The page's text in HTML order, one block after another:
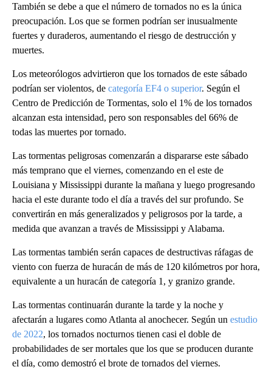
También se debe a que el número de tornados no es la única
preocupación. Los que se formen podrían ser inusualmente
fuertes y duraderos, aumentando el riesgo de destrucción y
muertes.
Los meteorólogos advirtieron que los tornados de este sábado
podrían ser violentos, de categoría EF4 o superior. Según el
Centro de Predicción de Tormentas, solo el 1% de los tornados
alcanzan esta intensidad, pero son responsables del 66% de
todas las muertes por tornado.
Las tormentas peligrosas comenzarán a dispararse este sábado
más temprano que el viernes, comenzando en el este de
Louisiana y Mississippi durante la mañana y luego progresando
hacia el este durante todo el día a través del sur profundo. Se
convertirán en más generalizados y peligrosos por la tarde, a
medida que avanzan a través de Mississippi y Alabama.
Las tormentas también serán capaces de destructivas ráfagas de
viento con fuerza de huracán de más de 120 kilómetros por hora,
equivalente a un huracán de categoría 1, y granizo grande.
Las tormentas continuarán durante la tarde y la noche y
afectarán a lugares como Atlanta al anochecer. Según un estudio
de 2022, los tornados nocturnos tienen casi el doble de
probabilidades de ser mortales que los que se producen durante
el día, como demostró el brote de tornados del viernes.